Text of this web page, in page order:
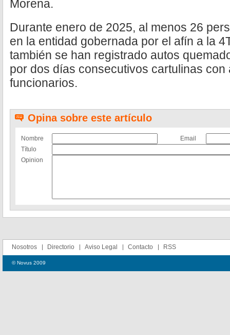
Morena.
Durante enero de 2025, al menos 26
en la entidad gobernada por el afín a la
también se han registrado autos
por dos días consecutivos cartulinas con
funcionarios.
Opina sobre este artículo
Nombre
Email
Título
Opinion
Nosotros Directorio Aviso Legal Contacto RSS
© Novus 2009